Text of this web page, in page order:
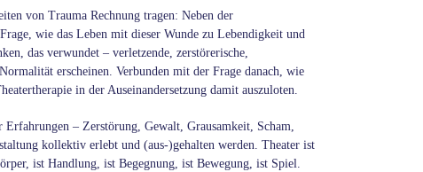
von Trauma Rechnung tragen: Neben der
wie das Leben mit dieser Wunde zu Lebendigkeit und
das verwundet – verletzende, zerstörerische,
erscheinen. Verbunden mit der Frage danach, wie
in der Auseinandersetzung damit auszuloten.
– Zerstörung, Gewalt, Grausamkeit, Scham,
kollektiv erlebt und (aus-)gehalten werden. Theater ist
ist Handlung, ist Begegnung, ist Bewegung, ist Spiel.